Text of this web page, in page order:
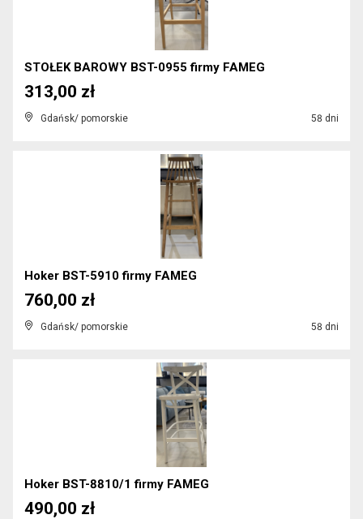
STOŁEK BAROWY BST-0955 firmy FAMEG
Gdańsk/ pomorskie 58 dni
313,00 zł
Hoker BST-5910 firmy FAMEG
Gdańsk/ pomorskie 58 dni
760,00 zł
Hoker BST-8810/1 firmy FAMEG
490,00 zł